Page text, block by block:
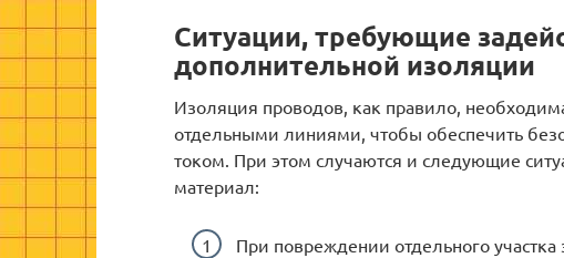
Ситуации, требующие
дополнительной изоляции
Изоляция проводов, как правило,
отдельными линиями, чтобы обеспечить
током. При этом случаются и следующие
материал:
При повреждении отдельного